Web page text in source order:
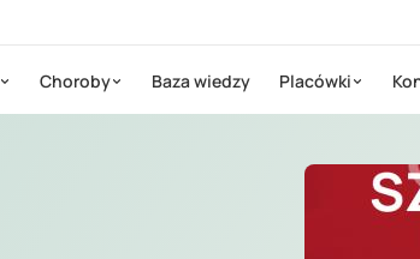
Choroby Baza wiedzy Placówki